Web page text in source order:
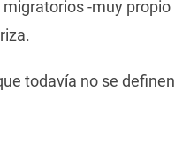
-muy propio
todavía no se definen